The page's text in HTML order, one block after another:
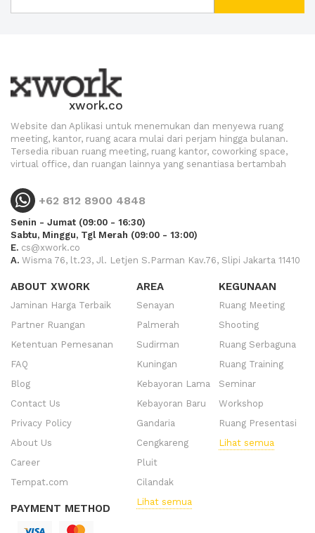
xwork.co
Website dan Aplikasi untuk menemukan dan menyewa ruang
meeting, kantor, ruang acara mulai dari perjam hingga bulanan.
Tersedia ribuan ruang meeting, ruang kantor, coworking space,
virtual office, dan ruangan lainnya yang senantiasa bertambah
+62 812 8900 4848
Senin - Jumat (09:00 - 16:30)
Sabtu, Minggu, Tgl Merah (09:00 - 13:00)
E. cs@xwork.co
A. Wisma 76, lt.23, Jl. Letjen S.Parman Kav.76, Slipi Jakarta 11410
ABOUT XWORK
Jaminan Harga Terbaik
Partner Ruangan
Ketentuan Pemesanan
FAQ
Blog
Contact Us
Privacy Policy
About Us
Career
Tempat.com
PAYMENT METHOD
AREA
Senayan
Palmerah
Sudirman
Kuningan
Kebayoran Lama
Kebayoran Baru
Gandaria
Cengkareng
Pluit
Cilandak
Lihat semua
KEGUNAAN
Ruang Meeting
Shooting
Ruang Serbaguna
Ruang Training
Seminar
Workshop
Ruang Presentasi
Lihat semua